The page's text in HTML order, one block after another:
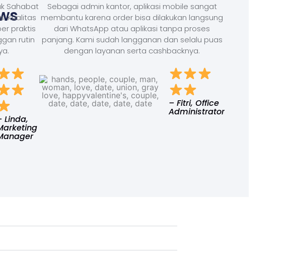
Sahabat
Kualitas
praktis
rutin
Linda,
Sebagai admin kantor, aplikasi mobile sangat
membantu karena order bisa dilakukan langsung
dari WhatsApp atau aplikasi tanpa proses
panjang. Kami sudah langganan dan selalu puas
dengan layanan serta cashbacknya.
– Fitri, Office
Administrator